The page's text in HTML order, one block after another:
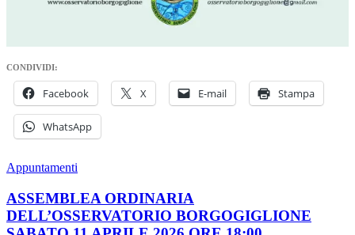
CONDIVIDI:
Facebook X E-mail Stampa
WhatsApp
Appuntamenti
ASSEMBLEA ORDINARIA
DELL’OSSERVATORIO BORGOGIGLIONE